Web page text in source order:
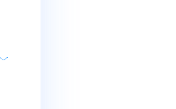
van een
van het […]